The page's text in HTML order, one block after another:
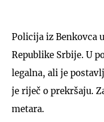
Policija iz Benkovca
Republike Srbije. U
legalna, ali je
je riječ o prekršaju.
metara.